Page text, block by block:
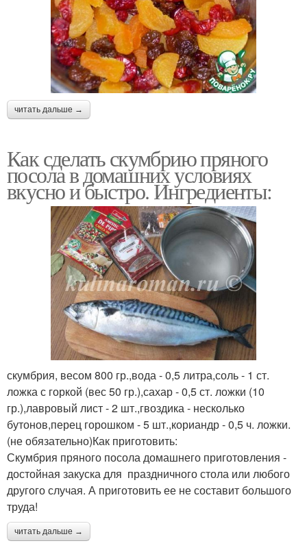
читать дальше →
Как сделать скумбрию пряного
посола в домашних условиях
вкусно и быстро. Ингредиенты:
скумбрия, весом 800 гр.,вода - 0,5 литра,соль - 1 ст.
ложка с горкой (вес 50 гр.),сахар - 0,5 ст. ложки (10
гр.),лавровый лист - 2 шт.,гвоздика - несколько
бутонов,перец горошком - 5 шт.,кориандр - 0,5 ч. ложки.
(не обязательно)Как приготовить:
Скумбрия пряного посола домашнего приготовления -
достойная закуска для праздничного стола или любого
другого случая. А приготовить ее не составит большого
труда!
читать дальше →